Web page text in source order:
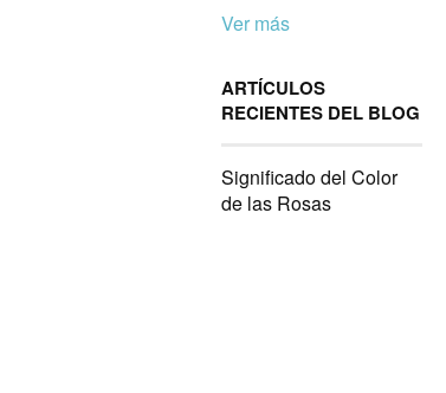
Ver más
ARTÍCULOS
RECIENTES DEL BLOG
Significado del Color
de las Rosas